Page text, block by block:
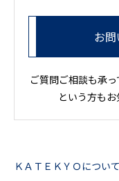
お
ご質問ご相談も承
という方もお
ＫＡＴＥＫＹＯについて